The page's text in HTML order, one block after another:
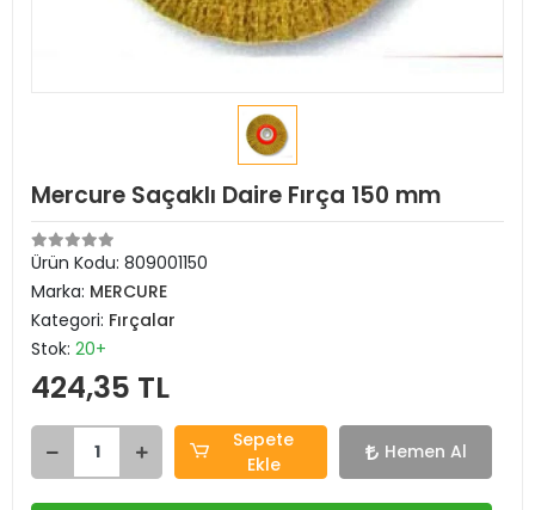
Mercure Saçaklı Daire Fırça 150 mm
Ürün Kodu: 809001150
Marka: MERCURE
Kategori: Fırçalar
Stok: 20+
424,35 TL
Sepete
Ekle
Hemen Al